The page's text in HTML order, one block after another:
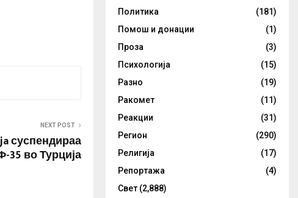
NEXT POST
суспендираа
35 во Турција
Политика
(181)
Помош и донации
(1)
Проза
(3)
Психологија
(15)
Разно
(19)
Ракомет
(11)
Реакции
(31)
Регион
(290)
Религија
(17)
Репортажа
(4)
Свет (2,888)